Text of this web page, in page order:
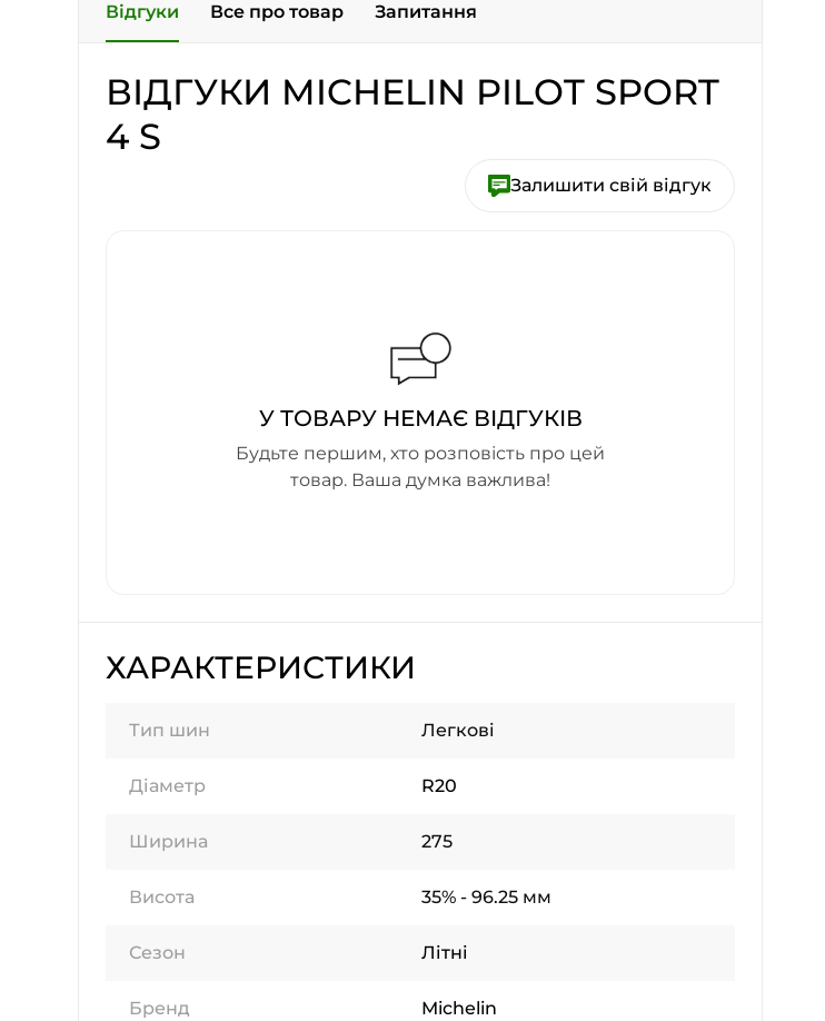
Відгуки Все про товар Запитання
ВІДГУКИ MICHELIN PILOT SPORT
4 S
Залишити свій відгук
У ТОВАРУ НЕМАЄ ВІДГУКІВ
Будьте першим, хто розповість про цей
товар. Ваша думка важлива!
ХАРАКТЕРИСТИКИ
Тип шин Легкові
Діаметр R20
Ширина 275
Висота 35% - 96.25 мм
Сезон Літні
Бренд Michelin